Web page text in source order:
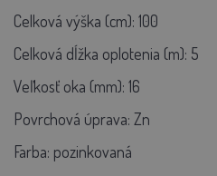
Celková výška (cm): 100
Celková dĺžka oplotenia (m): 5
Veľkosť oka (mm): 16
Povrchová úprava: Zn
Farba: pozinkovaná